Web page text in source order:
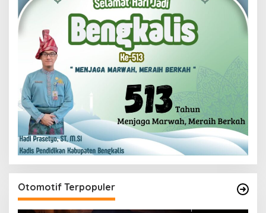
Otomotif Terpopuler